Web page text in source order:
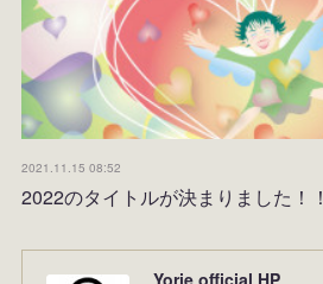
2021.11.15 08:52
2022のタイトルが決まりました！！
Yorie official HP